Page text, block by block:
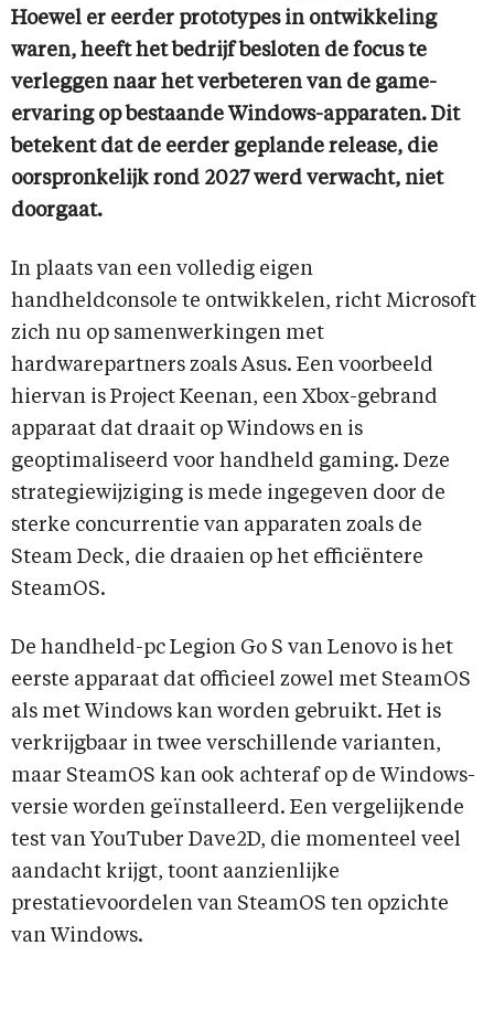
Hoewel er eerder prototypes in ontwikkeling
waren, heeft het bedrijf besloten de focus te
verleggen naar het verbeteren van de game-
ervaring op bestaande Windows-apparaten. Dit
betekent dat de eerder geplande release, die
oorspronkelijk rond 2027 werd verwacht, niet
doorgaat.
In plaats van een volledig eigen
handheldconsole te ontwikkelen, richt Microsoft
zich nu op samenwerkingen met
hardwarepartners zoals Asus. Een voorbeeld
hiervan is Project Keenan, een Xbox-gebrand
apparaat dat draait op Windows en is
geoptimaliseerd voor handheld gaming. Deze
strategiewijziging is mede ingegeven door de
sterke concurrentie van apparaten zoals de
Steam Deck, die draaien op het efficiëntere
SteamOS.
De handheld-pc Legion Go S van Lenovo is het
eerste apparaat dat officieel zowel met SteamOS
als met Windows kan worden gebruikt. Het is
verkrijgbaar in twee verschillende varianten,
maar SteamOS kan ook achteraf op de Windows-
versie worden geïnstalleerd. Een vergelijkende
test van YouTuber Dave2D, die momenteel veel
aandacht krijgt, toont aanzienlijke
prestatievoordelen van SteamOS ten opzichte
van Windows.